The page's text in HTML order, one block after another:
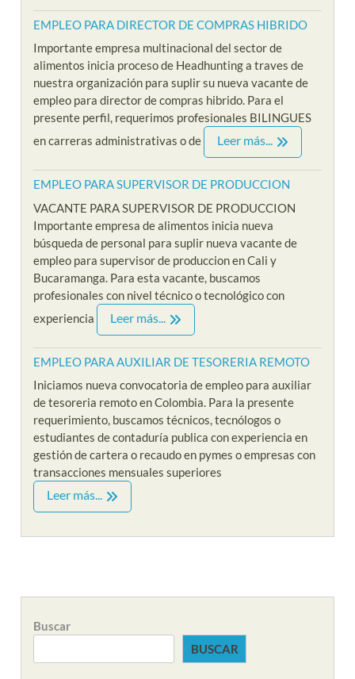
EMPLEO PARA DIRECTOR DE COMPRAS HIBRIDO
Importante empresa multinacional del sector de
alimentos inicia proceso de Headhunting a traves de
nuestra organización para suplir su nueva vacante de
empleo para director de compras hibrido. Para el
presente perfil, requerimos profesionales BILINGUES
en carreras administrativas o de
Leer más...
EMPLEO PARA SUPERVISOR DE PRODUCCION
VACANTE PARA SUPERVISOR DE PRODUCCION
Importante empresa de alimentos inicia nueva
búsqueda de personal para suplir nueva vacante de
empleo para supervisor de produccion en Cali y
Bucaramanga. Para esta vacante, buscamos
profesionales con nivel técnico o tecnológico con
experiencia
Leer más...
EMPLEO PARA AUXILIAR DE TESORERIA REMOTO
Iniciamos nueva convocatoria de empleo para auxiliar
de tesoreria remoto en Colombia. Para la presente
requerimiento, buscamos técnicos, tecnólogos o
estudiantes de contaduría publica con experiencia en
gestión de cartera o recaudo en pymes o empresas con
transacciones mensuales superiores
Leer más...
Buscar
BUSCAR